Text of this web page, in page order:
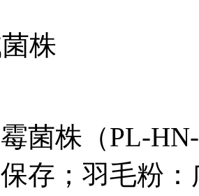
株
菌株（PL-
存；羽毛粉